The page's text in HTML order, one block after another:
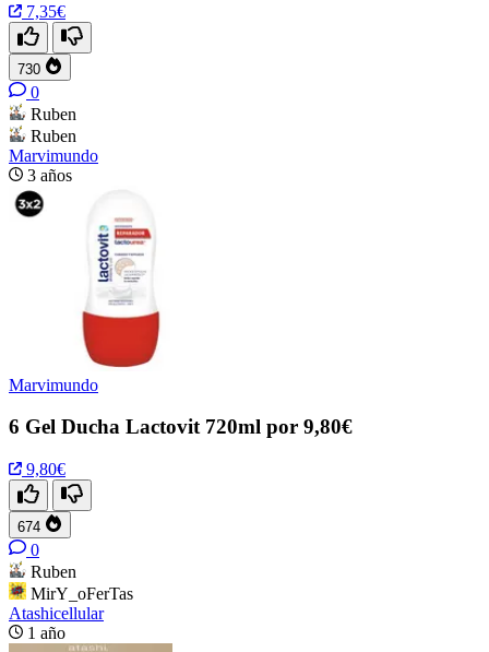
7,35€
730
0
Ruben
Ruben
Marvimundo
3 años
Marvimundo
6 Gel Ducha Lactovit 720ml por 9,80€
9,80€
674
0
Ruben
MirY_oFerTas
Atashicellular
1 año